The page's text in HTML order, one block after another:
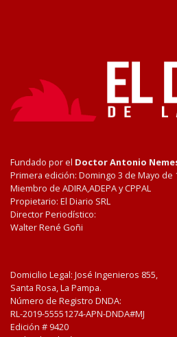
Fundado por el Doctor Antonio
Primera edición: Domingo 3 de Mayo de
Miembro de ADIRA,ADEPA y CPPAL
Propietario: El Diario SRL
Director Periodístico:
Walter René Goñi
Domicilio Legal: José Ingenieros 855,
Santa Rosa, La Pampa.
Número de Registro DNDA:
RL-2019-55551274-APN-DNDA#MJ
Edición # 9420